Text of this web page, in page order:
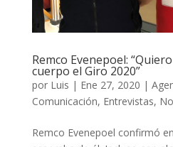
Remco Evenepoel:
cuerpo el Giro 2020”
por Luis | Ene 27, 2020 |
Comunicación, Entrevistas,
Remco Evenepoel confirmó